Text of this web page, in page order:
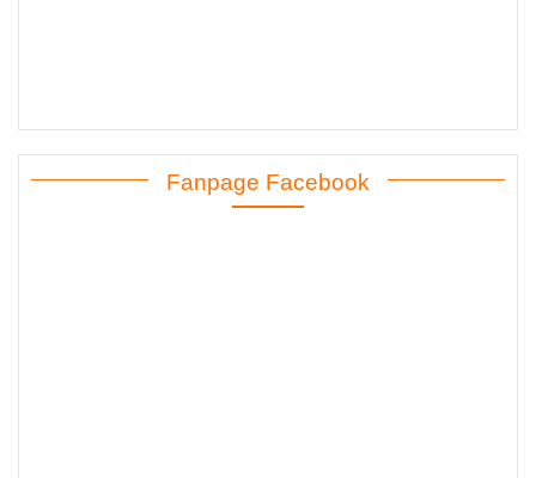
Fanpage Facebook